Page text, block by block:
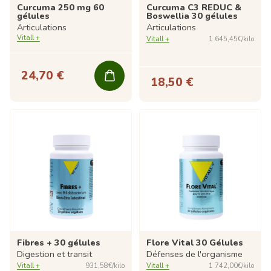
Curcuma 250 mg 60
gélules
Articulations
Vitall +
24,70 €
Curcuma C3 REDUC &
Boswellia 30 gélules
Articulations
Vitall + 1 645,45€/kilo
18,50 €
Fibres + 30 gélules
Digestion et transit
Vitall + 931,58€/kilo
Flore Vital 30 Gélules
Défenses de l'organisme
Vitall + 1 742,00€/kilo